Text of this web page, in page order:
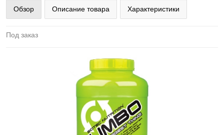
Обзор Описание товара Характеристики
Под заказ